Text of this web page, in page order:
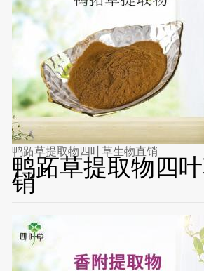
鸭跖草提取物四叶草生物直销
鸭跖草提取物四
销